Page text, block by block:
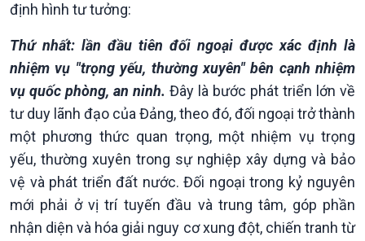
định hình tư tưởng:
Thứ nhất: lần đầu tiên đối ngoại được xác định là
nhiệm vụ "trọng yếu, thường xuyên" bên cạnh nhiệm
vụ quốc phòng, an ninh. Đây là bước phát triển lớn về
tư duy lãnh đạo của Đảng, theo đó, đối ngoại trở thành
một phương thức quan trọng, một nhiệm vụ trọng
yếu, thường xuyên trong sự nghiệp xây dựng và bảo
vệ và phát triển đất nước. Đối ngoại trong kỷ nguyên
mới phải ở vị trí tuyến đầu và trung tâm, góp phần
nhận diện và hóa giải nguy cơ xung đột, chiến tranh từ